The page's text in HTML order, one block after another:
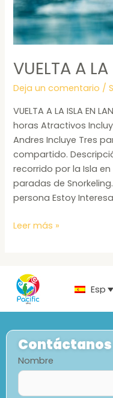
VUELTA A
Deja un comentario /
VUELTA A LA ISLA EN
horas Atractivos
Andres Incluye Tres
compartido.
recorrido por la Isla
paradas de
persona Estoy
Leer más »
Contáctanos
Nombre